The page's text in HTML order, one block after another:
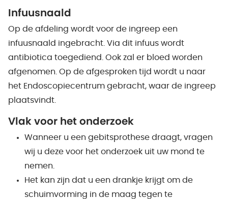
Infuusnaald
Op de afdeling wordt voor de ingreep een
infuusnaald ingebracht. Via dit infuus wordt
antibiotica toegediend. Ook zal er bloed worden
afgenomen. Op de afgesproken tijd wordt u naar
het Endoscopiecentrum gebracht, waar de ingreep
plaatsvindt.
Vlak voor het onderzoek
Wanneer u een gebitsprothese draagt, vragen
wij u deze voor het onderzoek uit uw mond te
nemen.
Het kan zijn dat u een drankje krijgt om de
schuimvorming in de maag tegen te